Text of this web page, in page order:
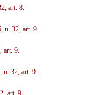
art. 8.
n. 32, art. 9.
art. 9.
n. 32, art. 9.
art. 9.